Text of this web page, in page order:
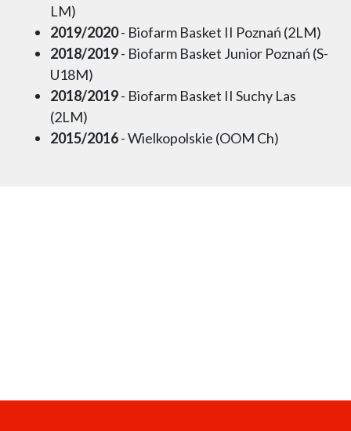
LM)
2019/2020- Biofarm Basket II Poznań (2LM)
2018/2019- Biofarm Basket Junior Poznań (S-
U18M)
2018/2019- Biofarm Basket II Suchy Las
(2LM)
2015/2016- Wielkopolskie (OOM Ch)